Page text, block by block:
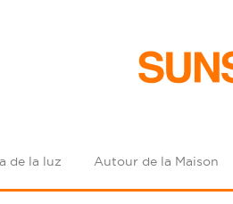
de la luz Autour de la Maison